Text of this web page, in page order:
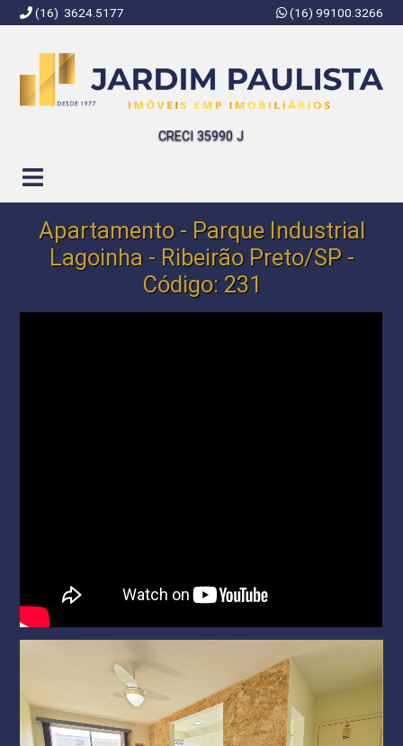
(16) 3624.5177 (16) 99100.3266
CRECI 35990 J
Apartamento - Parque Industrial
Lagoinha - Ribeirão Preto/SP -
Código: 231